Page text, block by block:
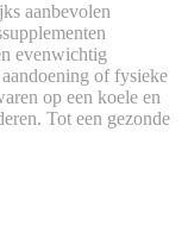
aanbevolen
evenwichtig
of fysieke
op een koele en
Tot een gezonde